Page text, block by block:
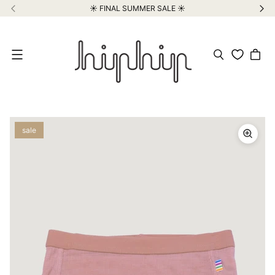
☀️ FINAL SUMMER SALE ☀️
Meniu
sale